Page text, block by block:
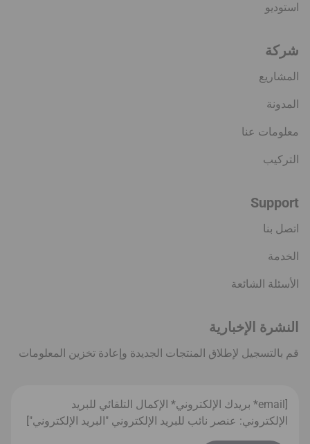
استوديو
شركة
المشاريع
المدونة
معلومات عنا
التركيب
Support
اتصل بنا
الخدمة
الأسئلة الشائعة
النشرة الإخبارية
قم بالتسجيل لإطلاق المنتجات الجديدة وإعادة تخزين المعلومات
[email* بريدك الإلكتروني* الإكمال التلقائي للبريد
الإلكتروني: عنصر نائب للبريد الإلكتروني "البريد الإلكتروني"]